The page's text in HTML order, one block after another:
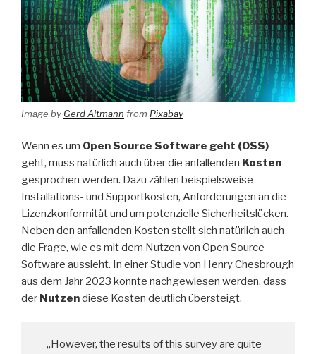
Image by Gerd Altmann from Pixabay
Wenn es um Open Source Software geht (OSS)
geht, muss natürlich auch über die anfallenden Kosten
gesprochen werden. Dazu zählen beispielsweise
Installations- und Supportkosten, Anforderungen an die
Lizenzkonformität und um potenzielle Sicherheitslücken.
Neben den anfallenden Kosten stellt sich natürlich auch
die Frage, wie es mit dem Nutzen von Open Source
Software aussieht. In einer Studie von Henry Chesbrough
aus dem Jahr 2023 konnte nachgewiesen werden, dass
der Nutzendiese Kosten deutlich übersteigt.
„However, the results of this survey are quite